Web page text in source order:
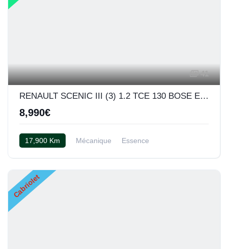
41
RENAULT SCENIC III (3) 1.2 TCE 130 BOSE EDITION
8,990€
17,900 Km Mécanique
Essence
Cabriolet